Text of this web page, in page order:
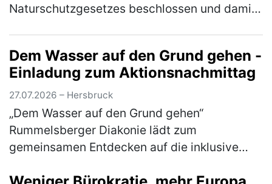
Naturschutzgesetzes beschlossen und damit
"Der B…(mehr)
Dem Wasser auf den Grund gehen -
Einladung zum Aktionsnachmittag
27.07.2026 – Hersbruck
„Dem Wasser auf den Grund gehen“
Rummelsberger Diakonie lädt zum
gemeinsamen Entdecken auf die inklusive